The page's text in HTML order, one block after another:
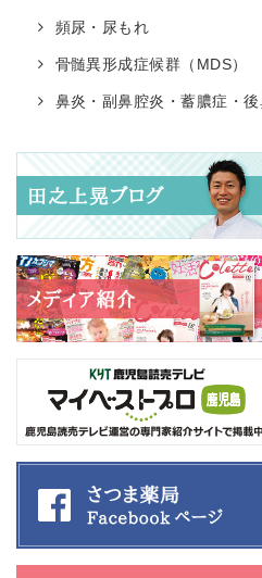
頻尿・尿もれ
骨髄異形成症候群（MDS）
鼻炎・副鼻腔炎・蓄膿症・